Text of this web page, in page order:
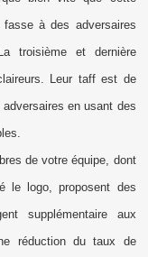
fasse à des adversaires
troisième et dernière
Leur taff est de
en usant des
de votre équipe, dont
le logo, proposent des
supplémentaire aux
réduction du taux de